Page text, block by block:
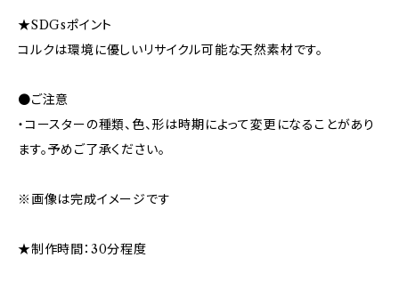
★SDGsポイント
コルクは環境に優しいリサイクル可能な天然素材です。
●ご注意
・コースターの種類、色、形は時期によって変更になることがあり
ます。予めご了承ください。
※画像は完成イメージです
★制作時間：30分程度